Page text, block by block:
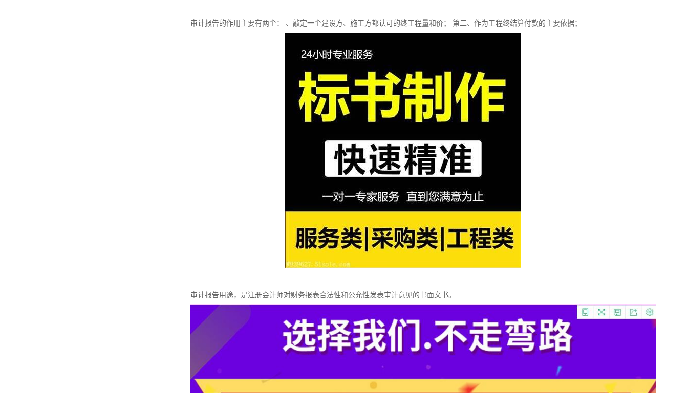
审计报告的作用主要有两个： 、敲定一个建设方、施工方都认可的终工程量和价； 第二、作为工程终结算付款的主要依据；
审计报告用途，是注册会计师对财务报表合法性和公允性发表审计意见的书面文书。